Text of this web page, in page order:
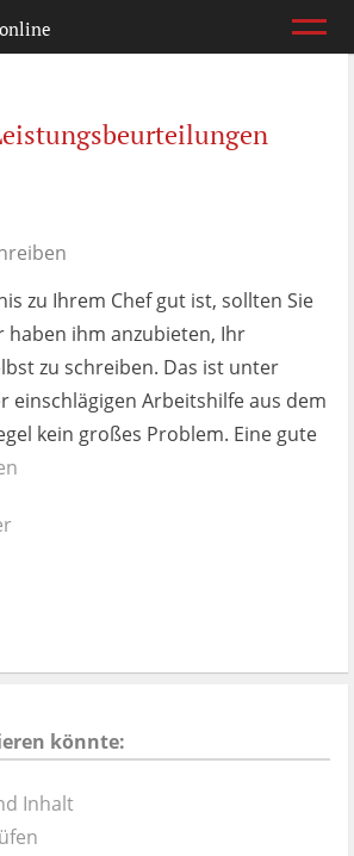
zu Ihrem Chef gut ist, sollten Sie
haben ihm anzubieten, Ihr
zu schreiben. Das ist unter
einschlägigen Arbeitshilfe aus dem
kein großes Problem. Eine gute
könnte:
Inhalt